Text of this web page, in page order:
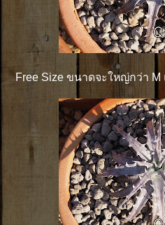
Free Size ขนาดจะใหญ่กว่า M